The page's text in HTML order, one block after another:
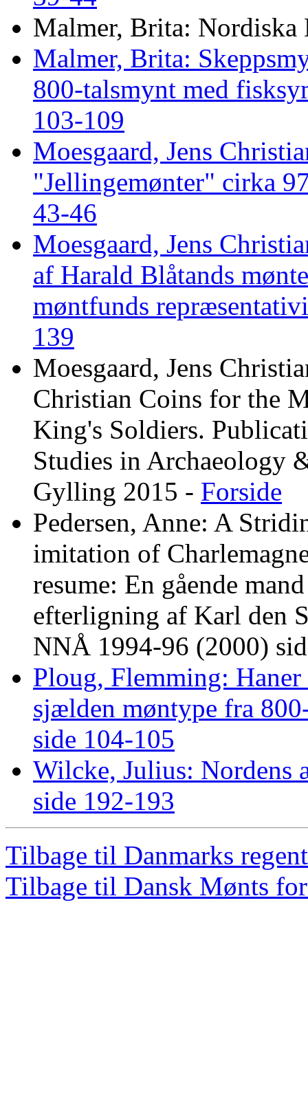
Malmer, Brita:
Malmer, Brita:
800-talsmynt med
103-109
Moesgaard, Jens
"Jellingemønter" cirka
43-46
Moesgaard, Jens
af Harald Blåtands
møntfunds
139
Moesgaard, Jens
Christian Coins for the
King's Soldiers.
Studies in Archaeology
Gylling 2015 - Forside
Pedersen, Anne: A
imitation of
resume: En gående
efterligning af Karl den
NNÅ 1994-96 (2000)
Ploug, Flemming:
sjælden møntype fra
side 104-105
Wilcke, Julius: Nordens
side 192-193
Tilbage til Danmarks
Tilbage til Dansk Mønts